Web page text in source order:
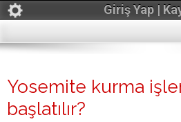
Giriş Yap |
Yosemite kurma
başlatılır?